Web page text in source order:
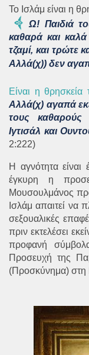
Το Ισλάμ είναι η
Ω! Παιδιά
καθαρά και
τζαμί, και τρώτε
Αλλά(χ)) δεν
Είναι η θρησκεία
Αλλά(χ) αγαπά
τους καθαρούς
Ιγτισάλ και
2:222)
Η αγνότητα
έγκυρη η
Μουσουλμάνος
Ισλάμ απαιτεί να
σεξουαλικές
πριν εκτελέσει
προφανή
Προσευχή της
(Προσκύνημα) στη